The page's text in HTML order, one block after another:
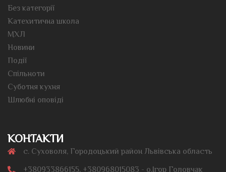
Без категорії
Катехитична школа
МХЛ
Новини
Події
Спільноти
Суботня кухня
Шлюбні оповіді
КОНТАКТИ
с. Суховоля, Городоцький район Львівська область
+380933866155, +380968015083 - о.Ігор Головчак